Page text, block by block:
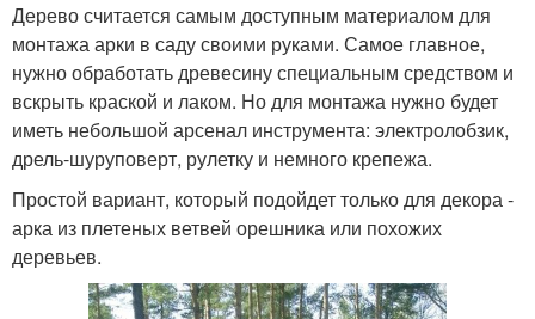
Дерево считается самым доступным материалом для
монтажа арки в саду своими руками. Самое главное,
нужно обработать древесину специальным средством и
вскрыть краской и лаком. Но для монтажа нужно будет
иметь небольшой арсенал инструмента: электролобзик,
дрель-шуруповерт, рулетку и немного крепежа.
Простой вариант, который подойдет только для декора -
арка из плетеных ветвей орешника или похожих
деревьев.